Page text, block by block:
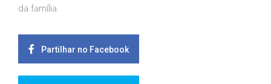
da família.
Partilhar no Facebook